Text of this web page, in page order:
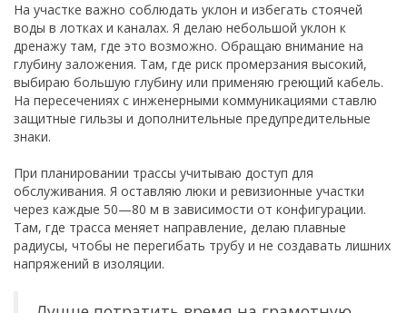
На участке важно соблюдать уклон и избегать стоячей
воды в лотках и каналах. Я делаю небольшой уклон к
дренажу там, где это возможно. Обращаю внимание на
глубину заложения. Там, где риск промерзания высокий,
выбираю большую глубину или применяю греющий кабель.
На пересечениях с инженерными коммуникациями ставлю
защитные гильзы и дополнительные предупредительные
знаки.
При планировании трассы учитываю доступ для
обслуживания. Я оставляю люки и ревизионные участки
через каждые 50—80 м в зависимости от конфигурации.
Там, где трасса меняет направление, делаю плавные
радиусы, чтобы не перегибать трубу и не создавать лишних
напряжений в изоляции.